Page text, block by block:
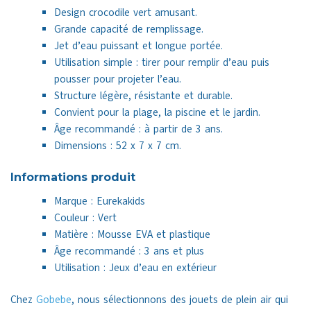
Design crocodile vert amusant.
Grande capacité de remplissage.
Jet d’eau puissant et longue portée.
Utilisation simple : tirer pour remplir d’eau puis
pousser pour projeter l’eau.
Structure légère, résistante et durable.
Convient pour la plage, la piscine et le jardin.
Âge recommandé : à partir de 3 ans.
Dimensions : 52 x 7 x 7 cm.
Informations produit
Marque : Eurekakids
Couleur : Vert
Matière : Mousse EVA et plastique
Âge recommandé : 3 ans et plus
Utilisation : Jeux d’eau en extérieur
Chez Gobebe, nous sélectionnons des jouets de plein air qui